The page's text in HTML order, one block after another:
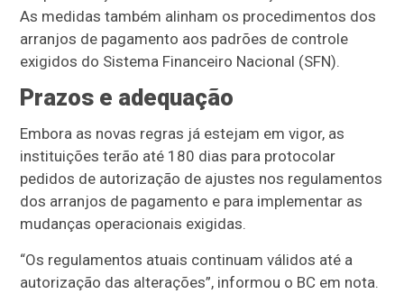
As medidas também alinham os procedimentos dos
arranjos de pagamento aos padrões de controle
exigidos do Sistema Financeiro Nacional (SFN).
Prazos e adequação
Embora as novas regras já estejam em vigor, as
instituições terão até 180 dias para protocolar
pedidos de autorização de ajustes nos regulamentos
dos arranjos de pagamento e para implementar as
mudanças operacionais exigidas.
“Os regulamentos atuais continuam válidos até a
autorização das alterações”, informou o BC em nota.